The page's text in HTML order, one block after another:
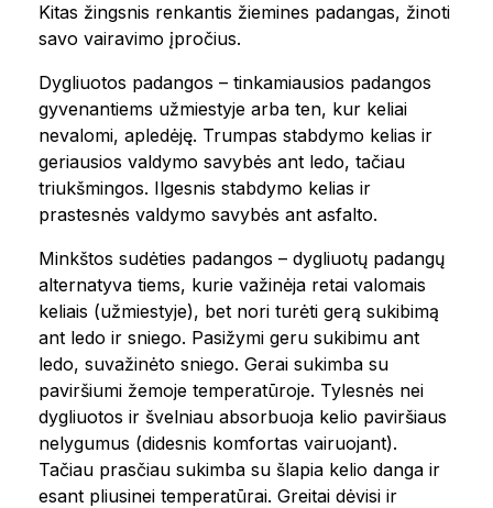
Kitas žingsnis renkantis žiemines padangas, žinoti
savo vairavimo įpročius.
Dygliuotos padangos – tinkamiausios padangos
gyvenantiems užmiestyje arba ten, kur keliai
nevalomi, apledėję. Trumpas stabdymo kelias ir
geriausios valdymo savybės ant ledo, tačiau
triukšmingos. Ilgesnis stabdymo kelias ir
prastesnės valdymo savybės ant asfalto.
Minkštos sudėties padangos – dygliuotų padangų
alternatyva tiems, kurie važinėja retai valomais
keliais (užmiestyje), bet nori turėti gerą sukibimą
ant ledo ir sniego. Pasižymi geru sukibimu ant
ledo, suvažinėto sniego. Gerai sukimba su
paviršiumi žemoje temperatūroje. Tylesnės nei
dygliuotos ir švelniau absorbuoja kelio paviršiaus
nelygumus (didesnis komfortas vairuojant).
Tačiau prasčiau sukimba su šlapia kelio danga ir
esant pliusinei temperatūrai. Greitai dėvisi ir